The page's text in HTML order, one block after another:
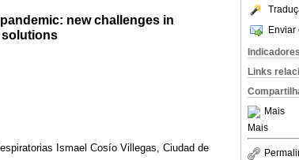
Enviar
Links
Mais
Mais
new challenges in
solutions
Ismael Cosío Villegas, Ciudad de